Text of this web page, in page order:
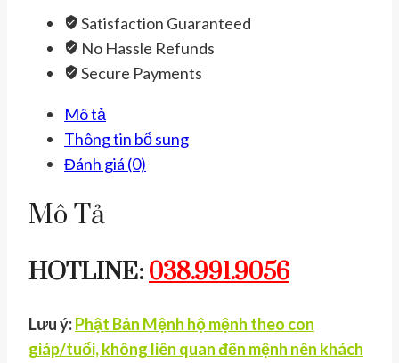
Cấp
Tuổi
Thân
lượng
Satisfaction Guaranteed
No Hassle Refunds
Secure Payments
Mô tả
Thông tin bổ sung
Đánh giá (0)
Mô Tả
HOTLINE: 038.991.9056
Lưu ý:Phật Bản Mệnh hộ mệnh theo con
giáp/tuổi, không liên quan đến mệnh nên khách